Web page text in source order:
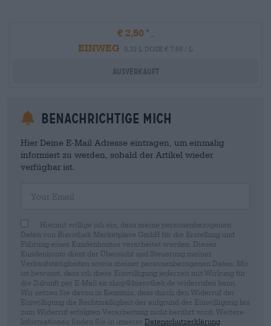
€ 2,50
EINWEG
0,33 L DOSE € 7,58 / L
Ausverkauft
Benachrichtige mich
Hier Deine E-Mail Adresse eintragen, um einmalig
informiert zu werden, sobald der Artikel wieder
verfügbar ist.
Hiermit willige ich ein, dass meine personenbezogenen
Daten von Bierothek Marketplace GmbH für die Erstellung und
Führung eines Kundenkontos verarbeitet werden. Dieses
Kundenkonto dient der Übersicht und Steuerung meiner
Verkaufstätigkeiten sowie meiner personenbezogenen Daten. Mir
ist bewusst, dass ich diese Einwilligung jederzeit mit Wirkung für
die Zukunft per E-Mail an shop@bierothek.de widerrufen kann.
Wir setzen Sie davon in Kenntnis, dass durch den Widerruf der
Einwilligung die Rechtmäßigkeit der aufgrund der Einwilligung bis
zum Widerruf erfolgten Verarbeitung nicht berührt wird. Weitere
Informationen finden Sie in unserer Datenschutzerklärung